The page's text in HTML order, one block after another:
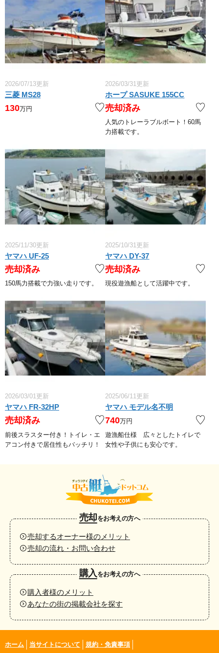
2026/07/13更新
三菱 MS28
130万円
2026/03/31更新
ホープ SASUKE 155CC
売却済み
人気のトレーラブルボート！60馬
力搭載です。
2025/11/30更新
ヤマハ UF-25
売却済み
150馬力搭載で力強い走りです。
2025/10/31更新
ヤマハ DY-37
売却済み
現役遊漁船として活躍中です。
2026/03/01更新
ヤマハ FR-32HP
売却済み
前後スラスター付き！トイレ・エ
アコン付きで居住性もバッチリ！
2025/06/11更新
ヤマハ モデル名不明
740万円
遊漁船仕様 広々としたトイレで
女性や子供にも安心です。
売却をお考えの方へ
売却するオーナー様のメリット
売却の流れ・お問い合わせ
購入 をお考えの方へ
購入者様のメリット
あなたの街の掲載会社を探す
ホーム 当サイトについて 規約・免責事項